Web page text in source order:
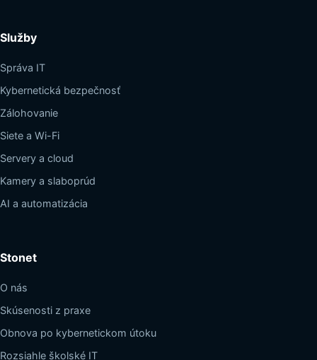
Služby
Správa IT
Kybernetická bezpečnosť
Zálohovanie
Siete a Wi-Fi
Servery a cloud
Kamery a slaboprúd
AI a automatizácia
Stonet
O nás
Skúsenosti z praxe
Obnova po kybernetickom útoku
Rozsiahle školské IT